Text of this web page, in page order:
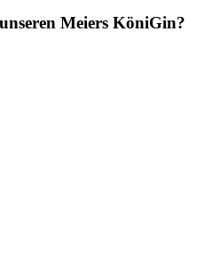
Meiers KöniGin?